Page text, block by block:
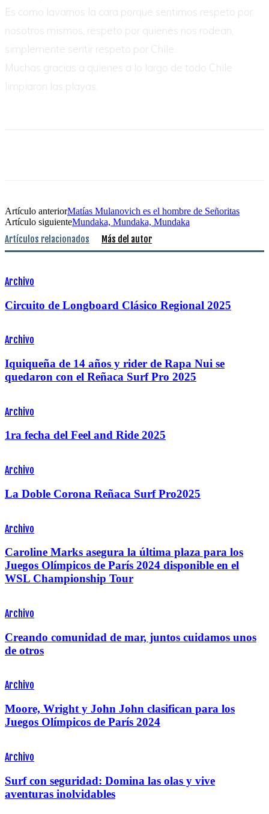
Es como lavarnos la cara porque sentimos respeto por
nosotros mismos, respeto por quienes nos rodean,
simplemente sentir respeto por Chile.
Muchas gracias a quienes a lo largo de todo Chile
limpiaron las playas.
Artículo anteriorMatías Mulanovich es el hombre de Señoritas
Artículo siguienteMundaka, Mundaka, Mundaka
Artículos relacionados Más del autor
Archivo
Circuito de Longboard Clásico Regional 2025
Archivo
Iquiqueña de 14 años y rider de Rapa Nui se
quedaron con el Reñaca Surf Pro 2025
Archivo
1ra fecha del Feel and Ride 2025
Archivo
La Doble Corona Reñaca Surf Pro2025
Archivo
Caroline Marks asegura la última plaza para los
Juegos Olímpicos de París 2024 disponible en el
WSL Championship Tour
Archivo
Creando comunidad de mar, juntos cuidamos unos
de otros
Archivo
Moore, Wright y John John clasifican para los
Juegos Olímpicos de París 2024
Archivo
Surf con seguridad: Domina las olas y vive
aventuras inolvidables